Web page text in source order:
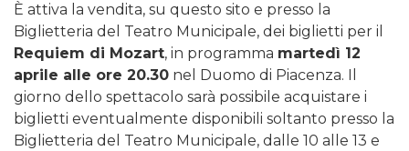
È attiva la vendita, su questo sito e presso la
Biglietteria del Teatro Municipale, dei biglietti per il
Requiem di Mozart, in programma martedì 12
aprile alle ore 20.30 nel Duomo di Piacenza. Il
giorno dello spettacolo sarà possibile acquistare i
biglietti eventualmente disponibili soltanto presso la
Biglietteria del Teatro Municipale, dalle 10 alle 13 e